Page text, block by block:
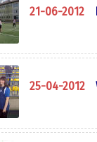
21-06-2012
25-04-2012